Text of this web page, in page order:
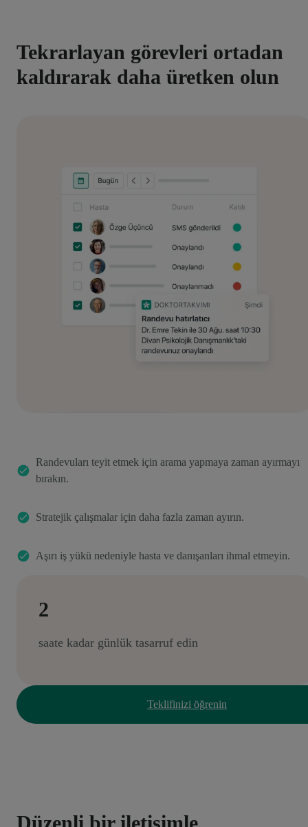
Tekrarlayan görevleri ortadan
kaldırarak daha üretken olun
Randevuları teyit etmek için arama yapmaya zaman ayırmayı
bırakın.
Stratejik çalışmalar için daha fazla zaman ayırın.
Aşırı iş yükü nedeniyle hasta ve danışanları ihmal etmeyin.
2
saate kadar günlük tasarruf edin
Teklifinizi öğrenin
Düzenli bir iletişimle